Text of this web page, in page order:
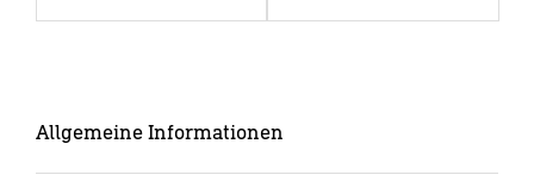
Allgemeine Informationen